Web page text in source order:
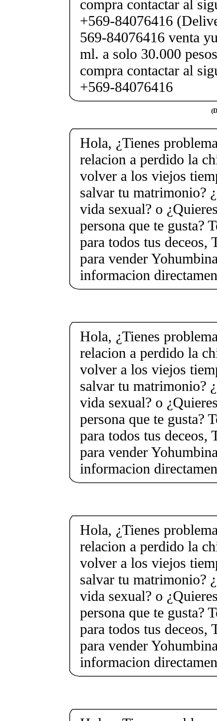
compra contactar al
+569-84076416
569-84076416 venta
ml. a solo 30.000
compra contactar al
+569-84076416
Hola, ¿Tienes
relacion a perdido la
volver a los viejos
salvar tu matrimonio?
vida sexual? o
persona que te gusta?
para todos tus deceos,
para vender
informacion
Hola, ¿Tienes
relacion a perdido la
volver a los viejos
salvar tu matrimonio?
vida sexual? o
persona que te gusta?
para todos tus deceos,
para vender
informacion
Hola, ¿Tienes
relacion a perdido la
volver a los viejos
salvar tu matrimonio?
vida sexual? o
persona que te gusta?
para todos tus deceos,
para vender
informacion